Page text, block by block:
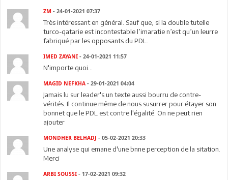
ZM - 24-01-2021 07:37
Très intéressant en général. Sauf que, si la double tutelle
turco-qatarie est incontestable l’imaratie n’est qu’un leurre
fabriqué par les opposants du PDL.
IMED ZAYANI - 24-01-2021 11:57
N'importe quoi...
MAGID NEFKHA - 29-01-2021 04:04
Jamais lu sur leader's un texte aussi bourru de contre-
vérités. Il continue même de nous susurrer pour étayer son
bonnet que le PDL est contre l'égalité. On ne peut rien
ajouter
MONDHER BELHADJ - 05-02-2021 20:33
Une analyse qui emane d'une bnne perception de la sitation.
Merci
ARBI SOUSSI - 17-02-2021 09:32